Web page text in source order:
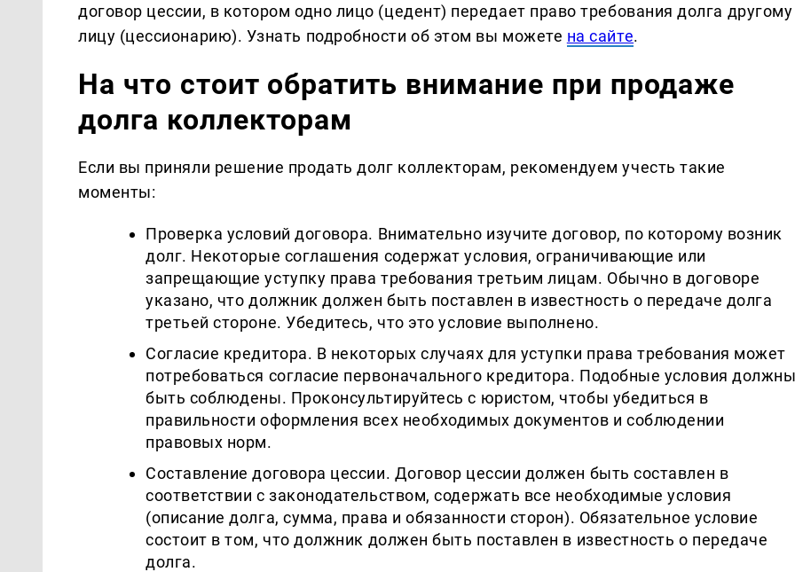
договор цессии, в котором одно лицо (цедент) передает право требования долга другому
лицу (цессионарию). Узнать подробности об этом вы можете на сайте.
На что стоит обратить внимание при продаже
долга коллекторам
Если вы приняли решение продать долг коллекторам, рекомендуем учесть такие
моменты:
Проверка условий договора. Внимательно изучите договор, по которому возник
долг. Некоторые соглашения содержат условия, ограничивающие или
запрещающие уступку права требования третьим лицам. Обычно в договоре
указано, что должник должен быть поставлен в известность о передаче долга
третьей стороне. Убедитесь, что это условие выполнено.
Согласие кредитора. В некоторых случаях для уступки права требования может
потребоваться согласие первоначального кредитора. Подобные условия должны
быть соблюдены. Проконсультируйтесь с юристом, чтобы убедиться в
правильности оформления всех необходимых документов и соблюдении
правовых норм.
Составление договора цессии. Договор цессии должен быть составлен в
соответствии с законодательством, содержать все необходимые условия
(описание долга, сумма, права и обязанности сторон). Обязательное условие
состоит в том, что должник должен быть поставлен в известность о передаче
долга.